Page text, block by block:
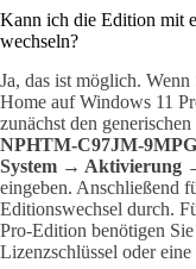
Kann ich die Edition mit
wechseln?
Ja, das ist möglich.
Home auf Windows 11
zunächst den
NPHTM-C97JM-
System → Aktivierung
eingeben. Anschließend
Editionswechsel durch.
Pro-Edition benötigen
Lizenzschlüssel oder